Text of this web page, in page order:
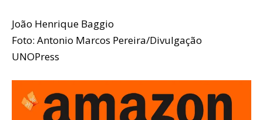
João Henrique Baggio
Foto: Antonio Marcos Pereira/Divulgação
UNOPress